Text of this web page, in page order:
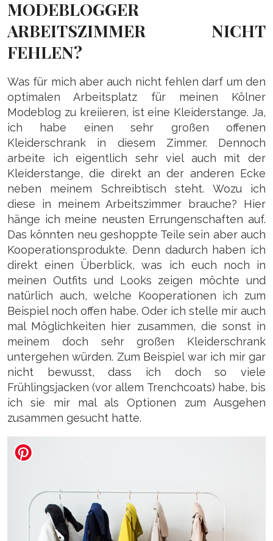
MODEBLOGGER
ARBEITSZIMMER NICHT
FEHLEN?
Was für mich aber auch nicht fehlen darf um den
optimalen Arbeitsplatz für meinen Kölner
Modeblog zu kreiieren, ist eine Kleiderstange. Ja,
ich habe einen sehr großen offenen
Kleiderschrank in diesem Zimmer. Dennoch
arbeite ich eigentlich sehr viel auch mit der
Kleiderstange, die direkt an der anderen Ecke
neben meinem Schreibtisch steht. Wozu ich
diese in meinem Arbeitszimmer brauche? Hier
hänge ich meine neusten Errungenschaften auf.
Das könnten neu geshoppte Teile sein aber auch
Kooperationsprodukte. Denn dadurch haben ich
direkt einen Überblick, was ich euch noch in
meinen Outfits und Looks zeigen möchte und
natürlich auch, welche Kooperationen ich zum
Beispiel noch offen habe. Oder ich stelle mir auch
mal Möglichkeiten hier zusammen, die sonst in
meinem doch sehr großen Kleiderschrank
untergehen würden. Zum Beispiel war ich mir gar
nicht bewusst, dass ich doch so viele
Frühlingsjacken (vor allem Trenchcoats) habe, bis
ich sie mir mal als Optionen zum Ausgehen
zusammen gesucht hatte.